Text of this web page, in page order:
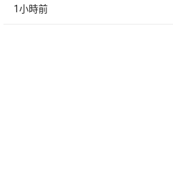
1小時前